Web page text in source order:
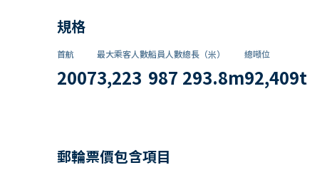
規格
首航
2007
最大乘客人數
3,223
船員人數
987
總長（米）
293.8m
總噸位
92,409t
郵輪票價包含項目